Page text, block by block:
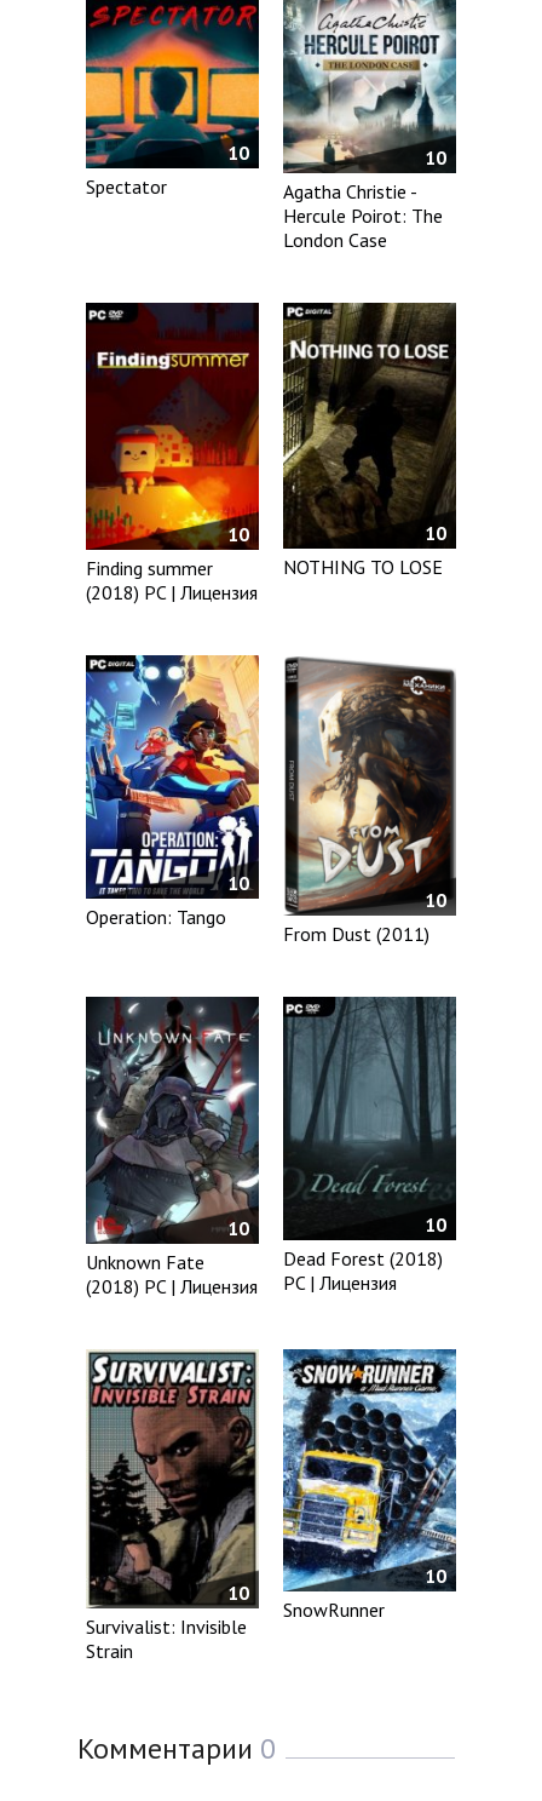
10
Spectator
10
Agatha Christie -
Hercule Poirot: The
London Case
10
Finding summer
(2018) PC | Лицензия
10
NOTHING TO LOSE
10
Operation: Tango
10
From Dust (2011)
10
Unknown Fate
(2018) PC | Лицензия
10
Dead Forest (2018)
PC | Лицензия
10
Survivalist: Invisible
Strain
10
SnowRunner
Комментарии 0